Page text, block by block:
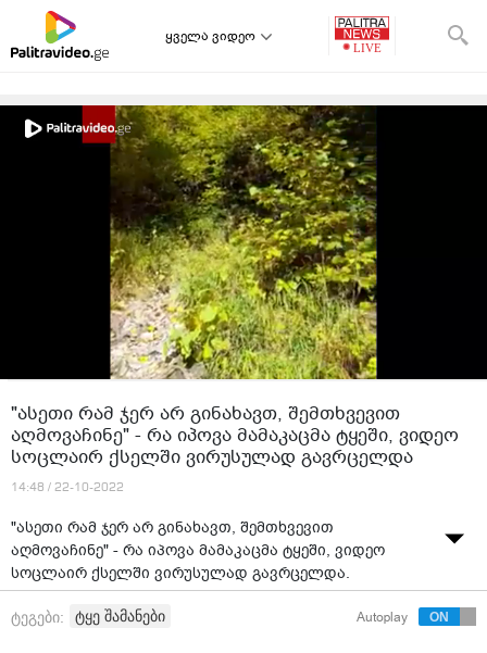
ყველა ვიდეო
"ასეთი რამ ჯერ არ გინახავთ, შემთხვევით
აღმოვაჩინე" - რა იპოვა მამაკაცმა ტყეში, ვიდეო
სოცლაირ ქსელში ვირუსულად გავრცელდა
14:48 / 22-10-2022
"ასეთი რამ ჯერ არ გინახავთ, შემთხვევით
აღმოვაჩინე" - რა იპოვა მამაკაცმა ტყეში, ვიდეო
სოცლაირ ქსელში ვირუსულად გავრცელდა.
ვიდეო: Koba J. Maisuradze
ტეგები: ტყე შამანები Autoplay